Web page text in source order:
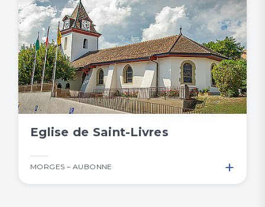
Eglise de Saint-Livres
MORGES – AUBONNE +